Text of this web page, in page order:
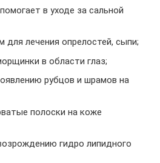
в уходе за сальной
для лечения опрелостей, сыпи;
в области глаз;
рубцов и шрамов на
полоски на коже
гидро липидного